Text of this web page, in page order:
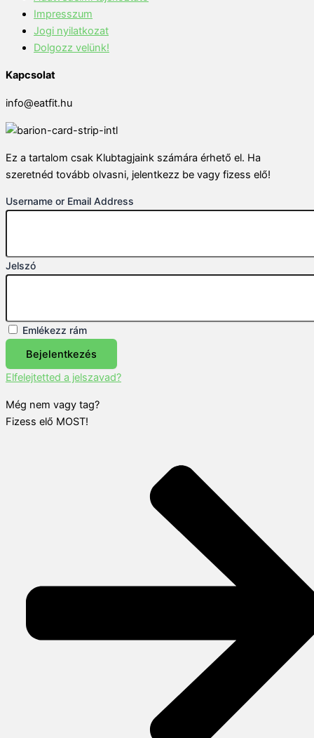
Impresszum
Jogi nyilatkozat
Dolgozz velünk!
Kapcsolat
info@eatfit.hu
Ez a tartalom csak Klubtagjaink számára érhető el. Ha
szeretnéd tovább olvasni, jelentkezz be vagy fizess elő!
Username or Email Address
Jelszó
Emlékezz rám
Bejelentkezés
Elfelejtetted a jelszavad?
Még nem vagy tag?
Fizess elő MOST!